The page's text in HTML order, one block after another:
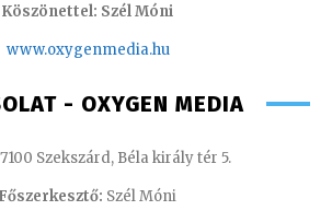
Köszönettel: Szél Móni
www.oxygenmedia.hu
- OXYGEN MEDIA
7100 Szekszárd, Béla király tér 5.
Főszerkesztő: Szél Móni